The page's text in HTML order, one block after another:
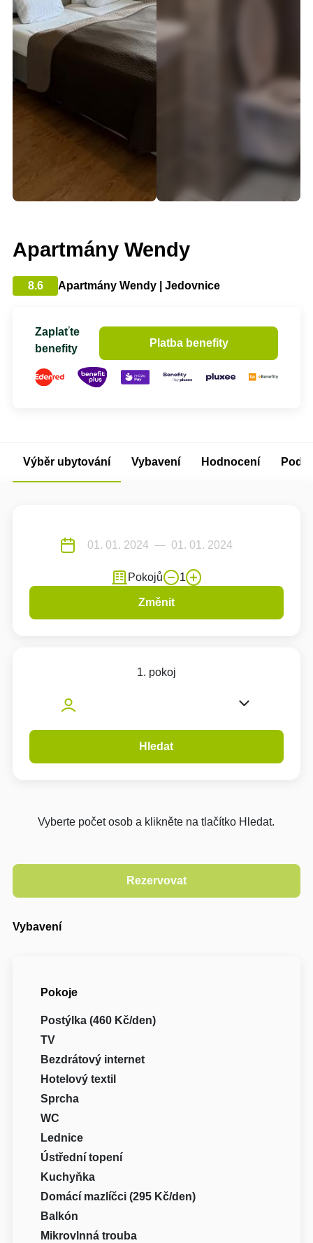
Apartmány Wendy
8.6 Apartmány Wendy | Jedovnice
Zaplaťte
benefity
Platba benefity
Výběr ubytování Vybavení Hodnocení
Pokojů 1
Změnit
1. pokoj
Hledat
Vyberte počet osob a klikněte na tlačítko Hledat.
Vybavení
Pokoje
Postýlka (460 Kč/den)
TV
Bezdrátový internet
Hotelový textil
Sprcha
WC
Lednice
Ústřední topení
Kuchyňka
Domácí mazlíčci (295 Kč/den)
Balkón
Mikrovlnná trouba